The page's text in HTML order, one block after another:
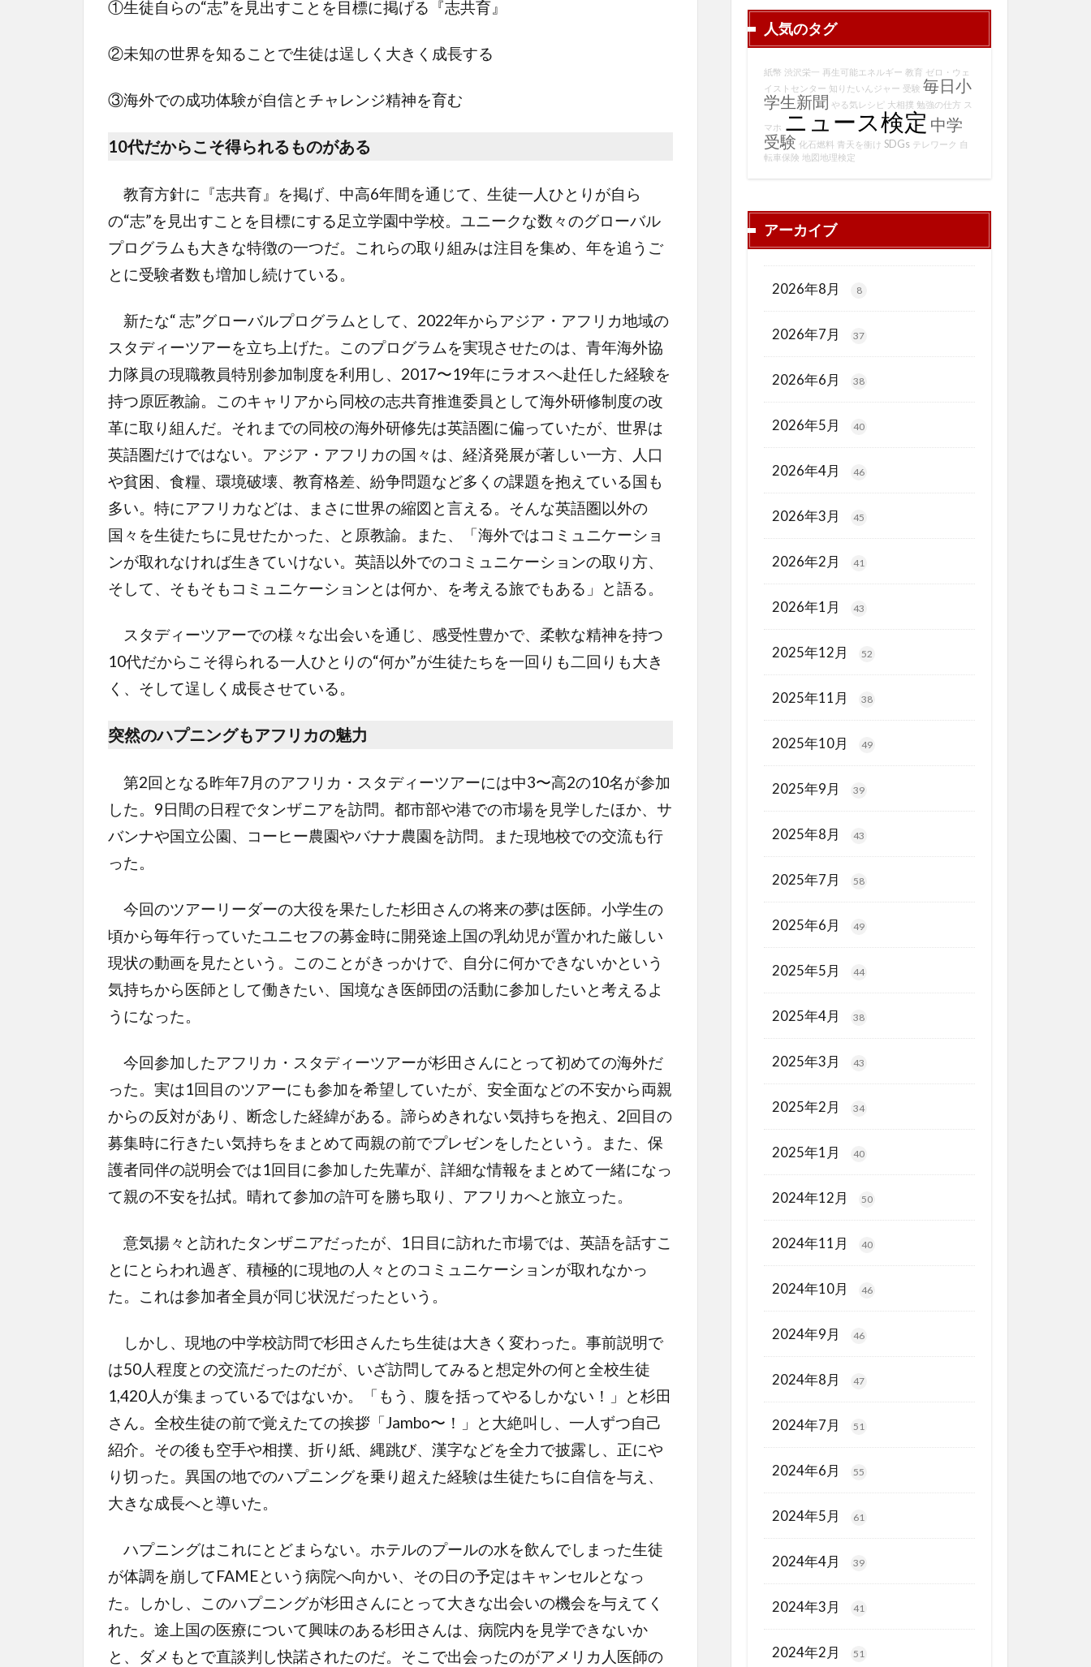
①生徒自らの“志”を見出すことを目標に掲げる『志共育』
②未知の世界を知ることで生徒は逞しく大きく成長する
③海外での成功体験が自信とチャレンジ精神を育む
10代だからこそ得られるものがある
教育方針に『志共育』を掲げ、中高6年間を通じて、生徒一人ひとりが自ら
の“志”を見出すことを目標にする足立学園中学校。ユニークな数々のグローバル
プログラムも大きな特徴の一つだ。これらの取り組みは注目を集め、年を追うご
とに受験者数も増加し続けている。
新たな“ 志”グローバルプログラムとして、2022年からアジア・アフリカ地域の
スタディーツアーを立ち上げた。このプログラムを実現させたのは、青年海外協
力隊員の現職教員特別参加制度を利用し、2017〜19年にラオスへ赴任した経験を
持つ原匠教諭。このキャリアから同校の志共育推進委員として海外研修制度の改
革に取り組んだ。それまでの同校の海外研修先は英語圏に偏っていたが、世界は
英語圏だけではない。アジア・アフリカの国々は、経済発展が著しい一方、人口
や貧困、食糧、環境破壊、教育格差、紛争問題など多くの課題を抱えている国も
多い。特にアフリカなどは、まさに世界の縮図と言える。そんな英語圏以外の
国々を生徒たちに見せたかった、と原教諭。また、「海外ではコミュニケーショ
ンが取れなければ生きていけない。英語以外でのコミュニケーションの取り方、
そして、そもそもコミュニケーションとは何か、を考える旅でもある」と語る。
スタディーツアーでの様々な出会いを通じ、感受性豊かで、柔軟な精神を持つ
10代だからこそ得られる一人ひとりの“何か”が生徒たちを一回りも二回りも大き
く、そして逞しく成長させている。
突然のハプニングもアフリカの魅力
第2回となる昨年7月のアフリカ・スタディーツアーには中3〜高2の10名が参加
した。9日間の日程でタンザニアを訪問。都市部や港での市場を見学したほか、サ
バンナや国立公園、コーヒー農園やバナナ農園を訪問。また現地校での交流も行
った。
今回のツアーリーダーの大役を果たした杉田さんの将来の夢は医師。小学生の
頃から毎年行っていたユニセフの募金時に開発途上国の乳幼児が置かれた厳しい
現状の動画を見たという。このことがきっかけで、自分に何かできないかという
気持ちから医師として働きたい、国境なき医師団の活動に参加したいと考えるよ
うになった。
今回参加したアフリカ・スタディーツアーが杉田さんにとって初めての海外だ
った。実は1回目のツアーにも参加を希望していたが、安全面などの不安から両親
からの反対があり、断念した経緯がある。諦らめきれない気持ちを抱え、2回目の
募集時に行きたい気持ちをまとめて両親の前でプレゼンをしたという。また、保
護者同伴の説明会では1回目に参加した先輩が、詳細な情報をまとめて一緒になっ
て親の不安を払拭。晴れて参加の許可を勝ち取り、アフリカへと旅立った。
意気揚々と訪れたタンザニアだったが、1日目に訪れた市場では、英語を話すこ
とにとらわれ過ぎ、積極的に現地の人々とのコミュニケーションが取れなかっ
た。これは参加者全員が同じ状況だったという。
しかし、現地の中学校訪問で杉田さんたち生徒は大きく変わった。事前説明で
は50人程度との交流だったのだが、いざ訪問してみると想定外の何と全校生徒
1,420人が集まっているではないか。「もう、腹を括ってやるしかない！」と杉田
さん。全校生徒の前で覚えたての挨拶「Jambo〜！」と大絶叫し、一人ずつ自己
紹介。その後も空手や相撲、折り紙、縄跳び、漢字などを全力で披露し、正にや
り切った。異国の地でのハプニングを乗り超えた経験は生徒たちに自信を与え、
大きな成長へと導いた。
ハプニングはこれにとどまらない。ホテルのプールの水を飲んでしまった生徒
が体調を崩してFAMEという病院へ向かい、その日の予定はキャンセルとなっ
た。しかし、このハプニングが杉田さんにとって大きな出会いの機会を与えてく
れた。途上国の医療について興味のある杉田さんは、病院内を見学できないか
と、ダメもとで直談判し快諾されたのだ。そこで出会ったのがアメリカ人医師の
人気のタグ
紙幣 渋沢栄一 再生可能エネルギー 教育 ゼロ・ウェ
イストセンター 知りたいんジャー 受験 毎日小
学生新聞 やる気レシピ 大相撲 勉強の仕方 ス
マホ ニュース検定 中学
受験 化石燃料 青天を衝け SDGs テレワーク 自
転車保険 地図地理検定
アーカイブ
2026年8月 8
2026年7月 37
2026年6月 38
2026年5月 40
2026年4月 46
2026年3月 45
2026年2月 41
2026年1月 43
2025年12月 52
2025年11月 38
2025年10月 49
2025年9月 39
2025年8月 43
2025年7月 58
2025年6月 49
2025年5月 44
2025年4月 38
2025年3月 43
2025年2月 34
2025年1月 40
2024年12月 50
2024年11月 40
2024年10月 46
2024年9月 46
2024年8月 47
2024年7月 51
2024年6月 55
2024年5月 61
2024年4月 39
2024年3月 41
2024年2月 51